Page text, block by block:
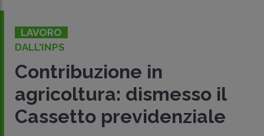
LAVORO
DALL'INPS
Contribuzione in
agricoltura: dismesso il
Cassetto previdenziale